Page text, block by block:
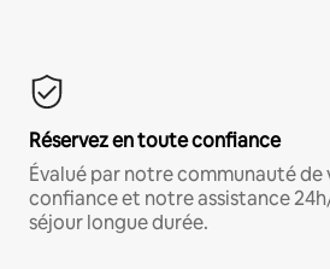
Réservez en toute confiance
Évalué par notre communauté de
confiance et notre assistance
séjour longue durée.